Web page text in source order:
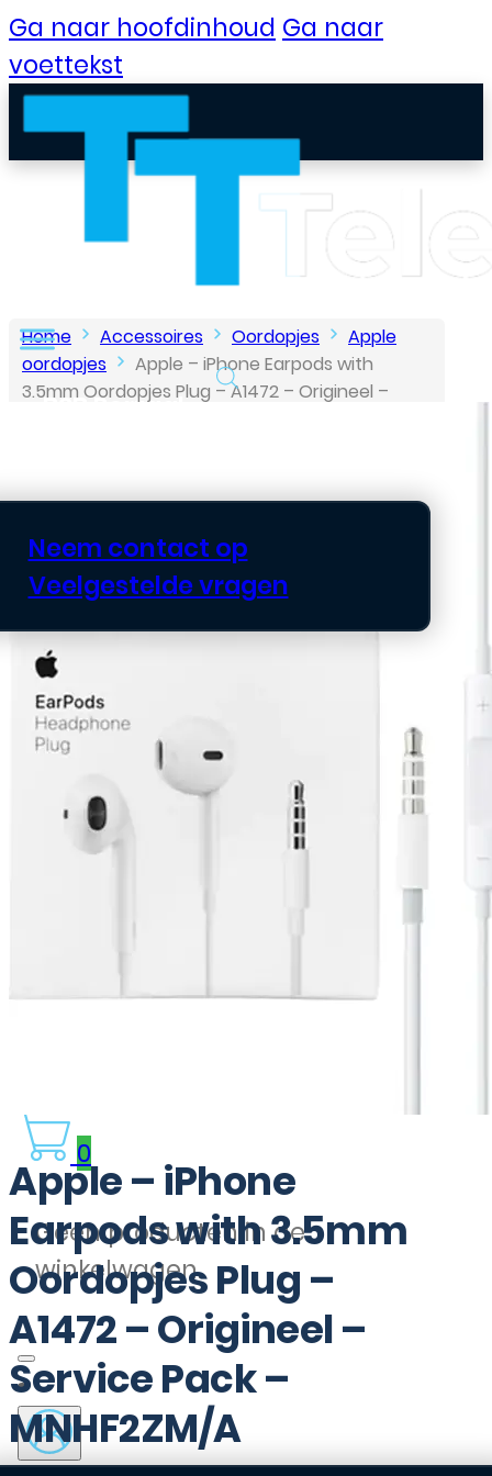
Ga naar hoofdinhoud Ga naar
voettekst
B2B Portaal
Neem contact op
Veelgestelde vragen
0
Geen producten in de
winkelwagen.
Home Accessoires Oordopjes
Apple
oordopjes
Apple – iPhone Earpods with
3.5mm Oordopjes Plug – A1472 – Origineel –
Apple – iPhone
Earpods with 3.5mm
Oordopjes Plug –
A1472 – Origineel –
Service Pack –
MNHF2ZM/A